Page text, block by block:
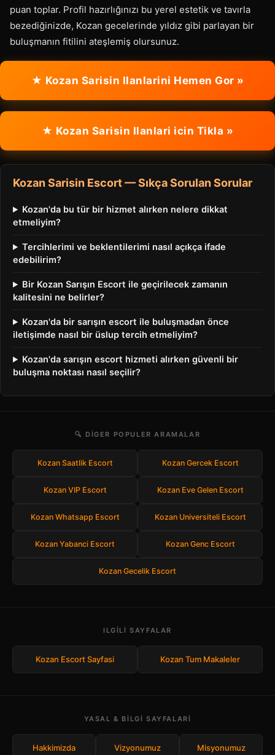
puan toplar. Profil hazırlığınızı bu yerel estetik ve tavırla
bezediğinizde, Kozan gecelerinde yıldız gibi parlayan bir
buluşmanın fitilini ateşlemiş olursunuz.
★ Kozan Sarisin Ilanlarini Hemen Gor »
★ Kozan Sarisin Ilanlari icin Tikla »
Kozan Sarisin Escort — Sıkça Sorulan Sorular
Kozan'da bu tür bir hizmet alırken nelere dikkat
etmeliyim?
Tercihlerimi ve beklentilerimi nasıl açıkça ifade
edebilirim?
Bir Kozan Sarışın Escort ile geçirilecek zamanın
kalitesini ne belirler?
Kozan'da bir sarışın escort ile buluşmadan önce
iletişimde nasıl bir üslup tercih etmeliyim?
Kozan'da sarışın escort hizmeti alırken güvenli bir
buluşma noktası nasıl seçilir?
🔍 DIGER POPULER ARAMALAR
Kozan Saatlik Escort Kozan Gercek Escort
Kozan VIP Escort Kozan Eve Gelen Escort
Kozan Whatsapp Escort Kozan Universiteli Escort
Kozan Yabanci Escort Kozan Genc Escort
Kozan Gecelik Escort
ILGILI SAYFALAR
Kozan Escort Sayfasi Kozan Tum Makaleler
YASAL & BILGI SAYFALARI
Hakkimizda Vizyonumuz Misyonumuz